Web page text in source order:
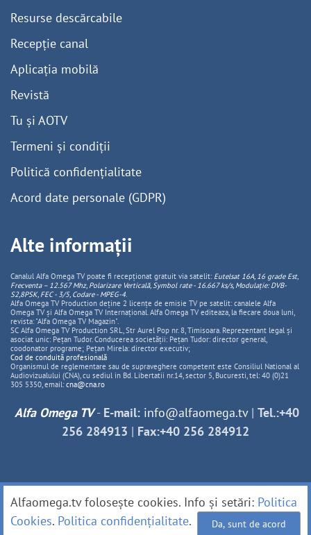
Resurse descărcabile
Recepție canal
Aplicația mobilă
Revistă
Tu și AOTV
Termeni și condiții
Politică confidențialitate
Acord date personale (GDPR)
Alte informații
Canalul Alfa Omega TV poate fi recepționat gratuit via satelit: Eutelsat 16A, 16 grade Est,
Frecventa – 12.567 Mhz, PolarizareVerticală, Symbol rate - 16.667 ks/s, Modulație: DVB-
S2,8PSK, FEC - 3/5, Codare - MPEG-4.
Alfa Omega TV Production deține 2 licențe de emisie TV pe satelit: canalele Alfa
Omega TV și Alfa Omega TV Internațional. Alfa Omega TV editeaza, la fiecare doua luni,
revista: "Alfa Omega TV Magazin".
SC Alfa Omega TV Production SRL, Str Aurel Pop nr. 8, Timisoara. Reprezentant legal și
asociat unic: Pețan Tudor. Conducerea societății: Pețan Tudor: director general,
coodonator programe; Pețan Mirela: director executiv;
Cod de conduită profesională
Organismul de reglementare sau de supraveghere competent este Consiliul National al
Audiovizualului (CNA), cu sediul in Bd. Libertatii nr.14, sector 5, Bucuresti, tel: 40 (0)21
305 5350, email: cna@cna.ro
Alfa Omega TV- E-mail: info@alfaomega.tv| Tel.:+40
256 284913 | Fax:+40 256 284912
Alfaomega.tv folosește cookies. Info și setări: Politica
Cookies. Politica confidențialitate. Da, sunt de acord